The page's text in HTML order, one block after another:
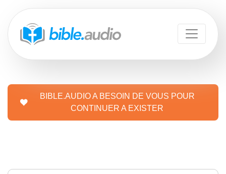
BIBLE.AUDIO A BESOIN DE VOUS POUR
CONTINUER A EXISTER